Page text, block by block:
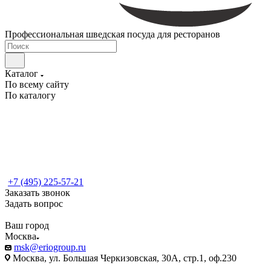
Профессиональная шведская посуда для ресторанов
Каталог
По всему сайту
По каталогу
+7 (495) 225-57-21
Заказать звонок
Задать вопрос
Ваш город
Москва
msk@eriogroup.ru
Москва, ул. Большая Черкизовская, 30А, стр.1, оф.230